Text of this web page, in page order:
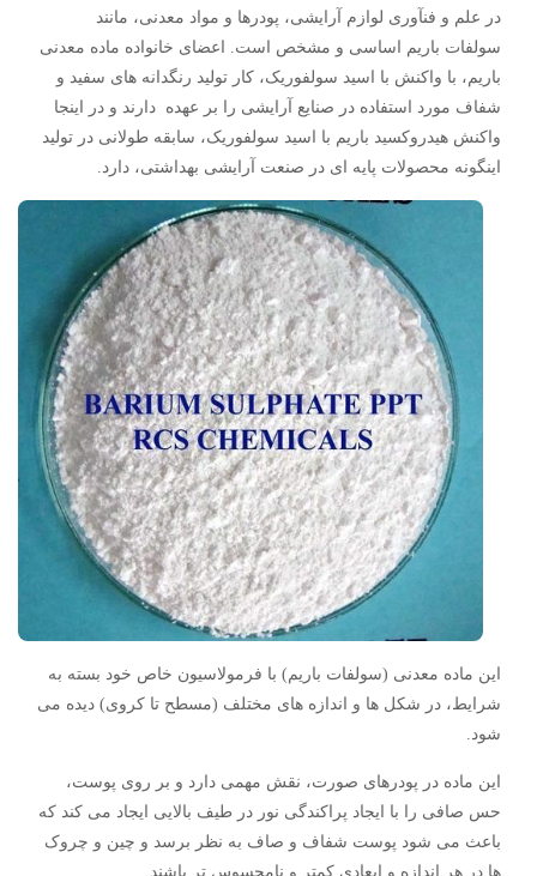
در علم و فنآوری لوازم آرایشی، پودرها و مواد معدنی، مانند
سولفات باریم اساسی و مشخص است. اعضای خانواده ماده معدنی
باریم، با واکنش با اسید سولفوریک، کار تولید رنگدانه های سفید و
شفاف مورد استفاده در صنایع آرایشی را بر عهده دارند و در اینجا
واکنش هیدروکسید باریم با اسید سولفوریک، سابقه طولانی در تولید
اینگونه محصولات پایه ای در صنعت آرایشی بهداشتی، دارد.
این ماده معدنی (سولفات باریم) با فرمولاسیون خاص خود بسته به
شرایط، در شکل ها و اندازه های مختلف (مسطح تا کروی) دیده می
شود.
این ماده در پودرهای صورت، نقش مهمی دارد و بر روی پوست،
حس صافی را با ایجاد پراکندگی نور در طیف بالایی ایجاد می کند که
باعث می شود پوست شفاف و صاف به نظر برسد و چین و چروک
ها در هر اندازه و ابعادی کمتر و نامحسوس تر باشند.